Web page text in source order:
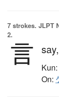
7 strokes. JLPT
2.
言 say,
Kun:
On: